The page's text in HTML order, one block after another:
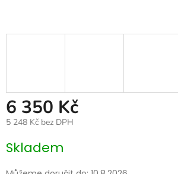
6 350 Kč
5 248 Kč bez DPH
cena:
Skladem